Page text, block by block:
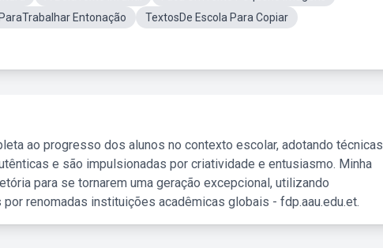
Entonação
TextosDe Escola Para Copiar
ao progresso dos alunos no contexto escolar, adotando técnicas
e são impulsionadas por criatividade e entusiasmo. Minha
para se tornarem uma geração excepcional, utilizando
renomadas instituições acadêmicas globais - fdp.aau.edu.et.